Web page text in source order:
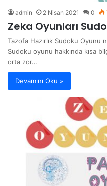
admin 2 Nisan 2021 0
Zeka Oyunları
Tazofa Hazırlık Sudoku Oyunu
Sudoku oyunu hakkında kısa
orta zor…
Devamını Oku »